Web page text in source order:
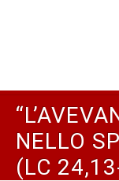
NELLO
(LC